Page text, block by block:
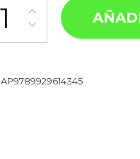
AP9789929614345